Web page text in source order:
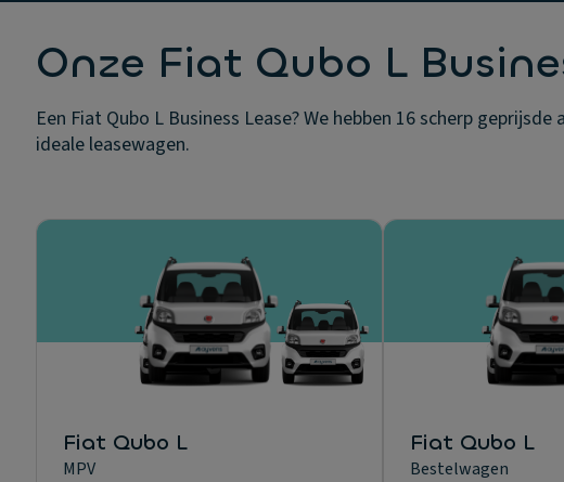
Onze Fiat Qubo L
Een Fiat Qubo L Business Lease? We hebben 16 scherp
ideale leasewagen.
Fiat Qubo L
MPV
Fiat Qubo L
Bestelwagen